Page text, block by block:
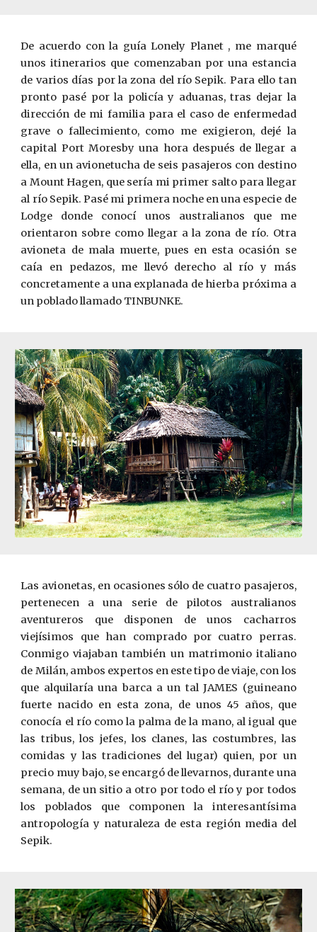
De acuerdo con la guíaLonely Planet , me marqué
unos itinerarios que comenzaban por una estancia
de varios días por la zona del río Sepik. Para ello tan
pronto pasé por la policía y aduanas, tras dejar la
dirección de mi familia para el caso de enfermedad
grave o fallecimiento, como me exigieron, dejé la
capital Port Moresby una hora después de llegar a
ella, en un avionetucha de seis pasajeros con destino
a Mount Hagen, que sería mi primer salto para llegar
al río Sepik. Pasé mi primera noche en una especie de
Lodge donde conocí unos australianos que me
orientaron sobre como llegar a la zona de río. Otra
avioneta de mala muerte, pues en esta ocasión se
caía en pedazos, me llevó derecho al río y más
concretamente a una explanada de hierba próxima a
un poblado llamado TINBUNKE.
Las avionetas, en ocasiones sólo de cuatro pasajeros,
pertenecen a una serie de pilotos australianos
aventureros que disponen de unos cacharros
viejísimos que han comprado por cuatro perras.
Conmigo viajaban también un matrimonio italiano
de Milán, ambos expertos en este tipo de viaje, con los
que alquilaría una barca a un tal JAMES (guineano
fuerte nacido en esta zona, de unos 45 años, que
conocía el río como la palma de la mano, al igual que
las tribus, los jefes, los clanes, las costumbres, las
comidas y las tradiciones del lugar) quien, por un
precio muy bajo, se encargó de llevarnos, durante una
semana, de un sitio a otro por todo el río y por todos
los poblados que componen la interesantísima
antropología y naturaleza de esta región media del
Sepik.